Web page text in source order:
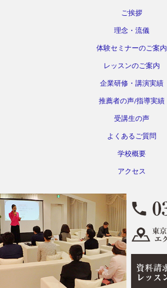
ご挨拶
理念・流儀
体験セミナーのご案内
レッスンのご案内
企業研修・講演実績
推薦者の声/指導実績
受講生の声
よくあるご質問
学校概要
アクセス